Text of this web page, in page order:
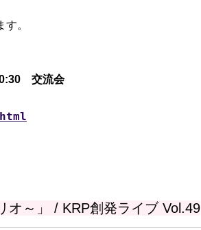
す。
交流会
～」 / KRP創発ライブ Vol.49